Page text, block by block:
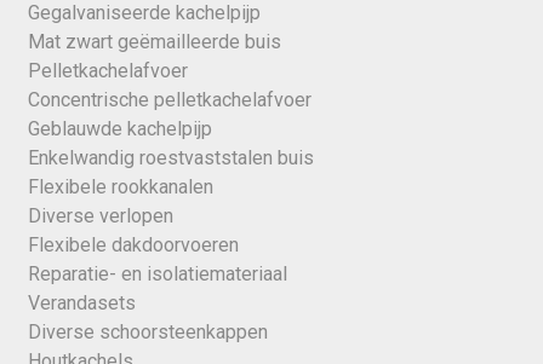
Gegalvaniseerde kachelpijp
Mat zwart geëmailleerde buis
Pelletkachelafvoer
Concentrische pelletkachelafvoer
Geblauwde kachelpijp
Enkelwandig roestvaststalen buis
Flexibele rookkanalen
Diverse verlopen
Flexibele dakdoorvoeren
Reparatie- en isolatiemateriaal
Verandasets
Diverse schoorsteenkappen